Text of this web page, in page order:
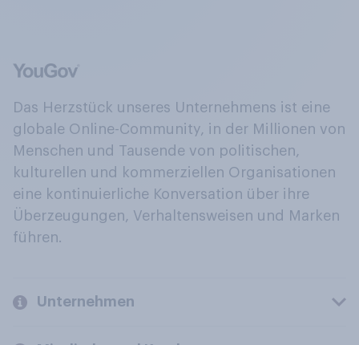
Das Herzstück unseres Unternehmens ist eine
globale Online-Community, in der Millionen von
Menschen und Tausende von politischen,
kulturellen und kommerziellen Organisationen
eine kontinuierliche Konversation über ihre
Überzeugungen, Verhaltensweisen und Marken
führen.
Unternehmen